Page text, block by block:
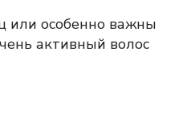
или особенно важны
активный волос